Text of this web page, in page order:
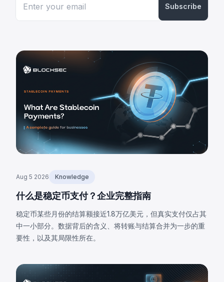
Subscribe
Aug 5 2026 Knowledge
什么是稳定币支付？企业完整指南
稳定币某些月份的结算额接近1.8万亿美元，但真实支付仅占其
中一小部分。数据背后的含义、将转账与结算合并为一步的重
要性，以及其局限性所在。